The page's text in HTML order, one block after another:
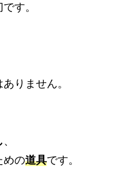
す。
りません。
、
めの道具です。